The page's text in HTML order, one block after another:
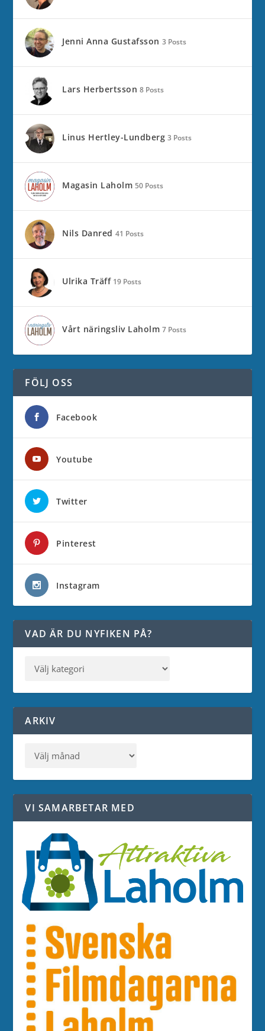
Jenni Anna Gustafsson 3 Posts
Lars Herbertsson 8 Posts
Linus Hertley-Lundberg 3 Posts
Magasin Laholm 50 Posts
Nils Danred 41 Posts
Ulrika Träff 19 Posts
Vårt näringsliv Laholm 7 Posts
FÖLJ OSS
Facebook
Youtube
Twitter
Pinterest
Instagram
VAD ÄR DU NYFIKEN PÅ?
ARKIV
VI SAMARBETAR MED